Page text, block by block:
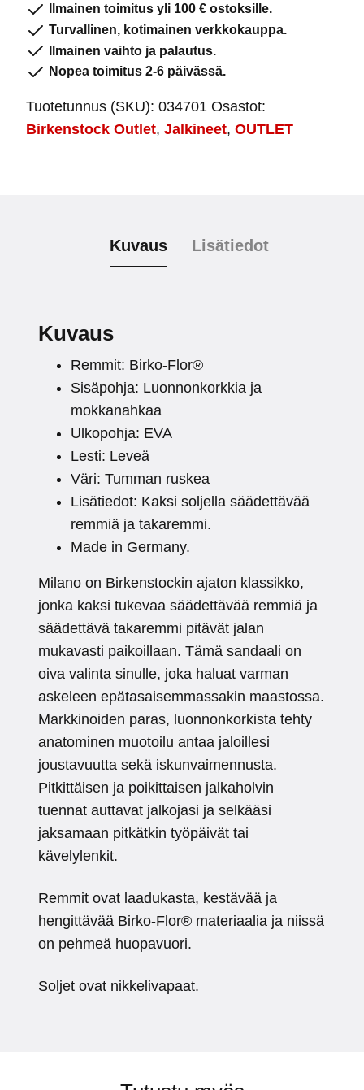
määrä
Ilmainen toimitus yli 100 € ostoksille.
Turvallinen, kotimainen verkkokauppa.
Ilmainen vaihto ja palautus.
Nopea toimitus 2-6 päivässä.
Tuotetunnus (SKU): 034701 Osastot:
Birkenstock Outlet, Jalkineet, OUTLET
Kuvaus Lisätiedot
Kuvaus
Remmit: Birko-Flor®
Sisäpohja: Luonnonkorkkia ja
mokkanahkaa
Ulkopohja: EVA
Lesti: Leveä
Väri: Tumman ruskea
Lisätiedot: Kaksi soljella säädettävää
remmiä ja takaremmi.
Made in Germany.
Milano on Birkenstockin ajaton klassikko,
jonka kaksi tukevaa säädettävää remmiä ja
säädettävä takaremmi pitävät jalan
mukavasti paikoillaan. Tämä sandaali on
oiva valinta sinulle, joka haluat varman
askeleen epätasaisemmassakin maastossa.
Markkinoiden paras, luonnonkorkista tehty
anatominen muotoilu antaa jaloillesi
joustavuutta sekä iskunvaimennusta.
Pitkittäisen ja poikittaisen jalkaholvin
tuennat auttavat jalkojasi ja selkääsi
jaksamaan pitkätkin työpäivät tai
kävelylenkit.
Remmit ovat laadukasta, kestävää ja
hengittävää Birko-Flor® materiaalia ja niissä
on pehmeä huopavuori.
Soljet ovat nikkelivapaat.